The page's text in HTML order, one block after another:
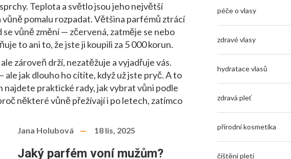
Teplota a světlo jsou jeho největší
pomalu rozpadat. Většina parfémů ztrácí
vůně změní — zčervená, zatměje se nebo
to ani to, že jste ji koupili za 5 000 korun.
zároveň drží, nezatěžuje a vyjadřuje vás.
jak dlouho ho cítíte, když už jste pryč. A to
najdete praktické rady, jak vybrat vůni podle
některé vůně přežívají i po letech, zatímco
Jana Holubová 18 lis, 2025
Jaký parfém voní mužům?
péče o vlasy
zdravé vlasy
hydratace vlasů
zdravá pleť
přírodní kosmetika
čištění pleti